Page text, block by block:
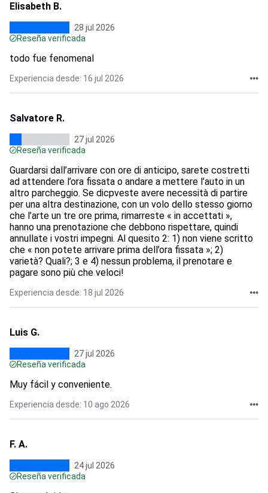
Elisabeth B.
28 jul 2026
Reseña verificada
todo fue fenomenal
Experiencia desde: 16 jul 2026
Salvatore R.
27 jul 2026
Reseña verificada
Guardarsi dall’arrivare con ore di anticipo, sarete costretti
ad attendere l’ora fissata o andare a mettere l’auto in un
altro parcheggio. Se dicpveste avere necessità di partire
per una altra destinazione, con un volo dello stesso giorno
che l’arte un tre ore prima, rimarreste « in accettati »,
hanno una prenotazione che debbono rispettare, quindi
annullate i vostri impegni. Al quesito 2: 1) non viene scritto
che « non potete arrivare prima dell’ora fissata »; 2)
varietà? Quali?; 3 e 4) nessun problema, il prenotare e
pagare sono più che veloci!
Experiencia desde: 18 jul 2026
Luis G.
27 jul 2026
Reseña verificada
Muy fácil y conveniente.
Experiencia desde: 10 ago 2026
F. A.
24 jul 2026
Reseña verificada